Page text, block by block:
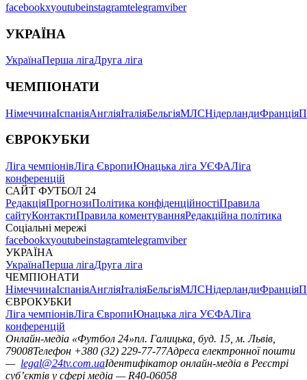
facebookxyoutubeinstagramtelegramviber
УКРАЇНА
УкраїнаПерша лігаДруга ліга
ЧЕМПІОНАТИ
НімеччинаІспаніяАнгліяІталіяБельгіяМЛСНідерландиФранція
ЄВРОКУБКИ
Ліга чемпіонівЛіга ЄвропиЮнацька ліга УЄФАЛіга
конференцій
САЙТ ФУТБОЛ 24
РедакціяПрогнозиПолітика конфіденційностіПравила
сайтуКонтактиПравила коментуванняРедакційна політика
Соціальні мережі
facebookxyoutubeinstagramtelegramviber
УКРАЇНА
УкраїнаПерша лігаДруга ліга
ЧЕМПІОНАТИ
НімеччинаІспаніяАнгліяІталіяБельгіяМЛСНідерландиФранція
ЄВРОКУБКИ
Ліга чемпіонівЛіга ЄвропиЮнацька ліга УЄФАЛіга
конференцій
Онлайн-медіа «Футбол 24»пл. Галицька, буд. 15, м. Львів,
79008Телефон +380 (32) 229-77-77Адреса електронної пошти
— legal@24tv.com.uaІдентифікатор онлайн-медіа в Реєстрі
суб’єктів у сфері медіа — R40-06058